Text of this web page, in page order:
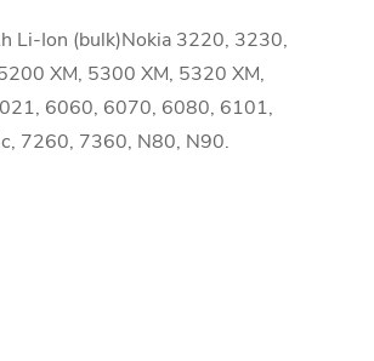
Li-Ion (bulk)Nokia 3220, 3230,
XM, 5300 XM, 5320 XM,
6060, 6070, 6080, 6101,
7260, 7360, N80, N90.